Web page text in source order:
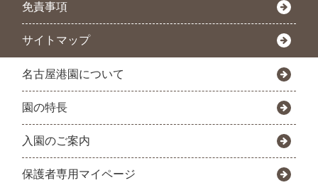
免責事項
サイトマップ
名古屋港園について
園の特長
入園のご案内
保護者専用マイページ